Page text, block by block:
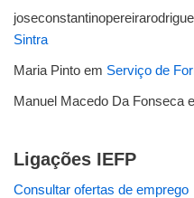
Sintra
Maria Pinto em Serviço de
Manuel Macedo Da Fonseca
Ligações IEFP
Consultar ofertas de emprego